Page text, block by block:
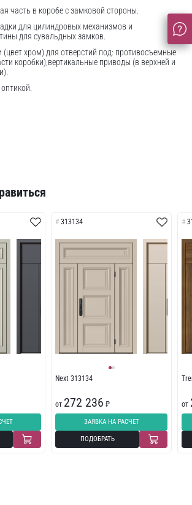
часть в коробе с замковой стороны.
для цилиндровых механизмов и
для сувальдных замков.
(цвет хром) для отверстий под: противосъемные
коробки),вертикальные приводы (в верхней и
313134
Next 313134
от 272 236 ₽
ЗАЯВКА НА РАСЧЕТ
ПОДОБРАТЬ
от